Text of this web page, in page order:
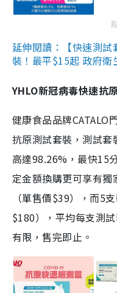
延伸閱讀：【快速測
裝！最平$15起 政府衛
YHLO新冠病毒快速抗
健康食品品牌CATALO
抗原測試套裝，測試
高達98.26%，最快15
定金額換購更可享有
（單售價$39），而5
$180），平均每支測
有限，售完即止。